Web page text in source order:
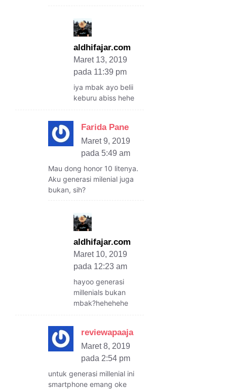
aldhifajar.com
Maret 13, 2019
pada 11:39 pm
iya mbak ayo belii
keburu abiss hehe
Farida Pane
Maret 9, 2019
pada 5:49 am
Mau dong honor 10 litenya.
Aku generasi milenial juga
bukan, sih?
aldhifajar.com
Maret 10, 2019
pada 12:23 am
hayoo generasi
millenials bukan
mbak?hehehehe
reviewapaaja
Maret 8, 2019
pada 2:54 pm
untuk generasi millenial ini
smartphone emang oke